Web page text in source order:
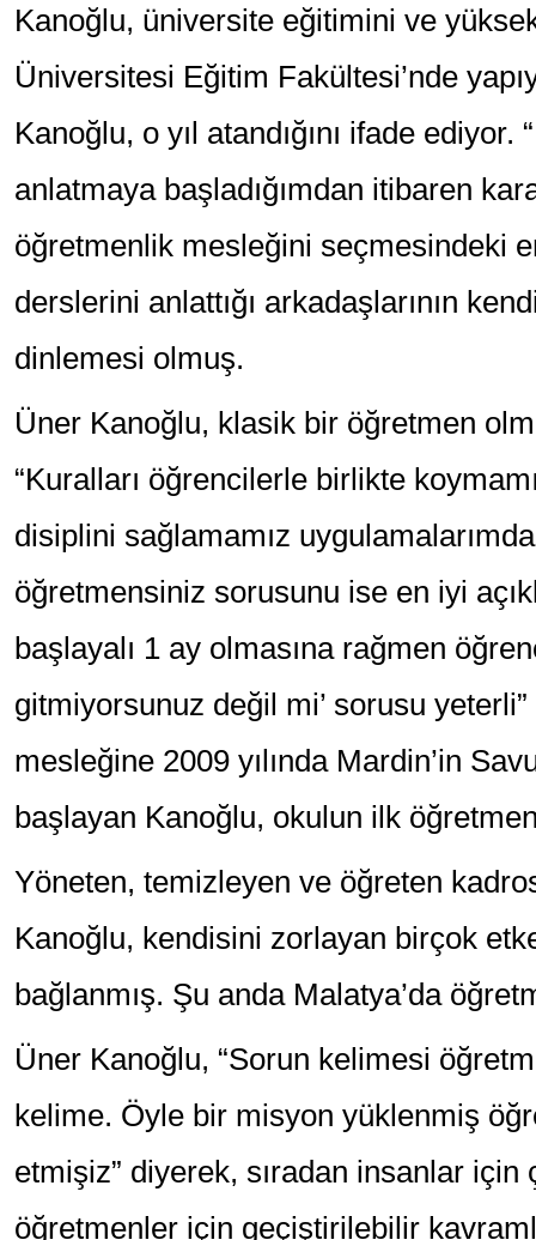
Kanoğlu, üniversite eğitimini ve
Üniversitesi Eğitim Fakültesi’nde
Kanoğlu, o yıl atandığını ifade
anlatmaya başladığımdan itibaren
öğretmenlik mesleğini seçmesindeki
derslerini anlattığı arkadaşlarının
dinlemesi olmuş.
Üner Kanoğlu, klasik bir öğretmen
“Kuralları öğrencilerle birlikte
disiplini sağlamamız
öğretmensiniz sorusunu ise en iyi
başlayalı 1 ay olmasına rağmen
gitmiyorsunuz değil mi’ sorusu
mesleğine 2009 yılında Mardin’in
başlayan Kanoğlu, okulun ilk
Yöneten, temizleyen ve öğreten
Kanoğlu, kendisini zorlayan birçok
bağlanmış. Şu anda Malatya’da
Üner Kanoğlu, “Sorun kelimesi
kelime. Öyle bir misyon yüklenmiş
etmişiz” diyerek, sıradan insanlar için
öğretmenler için geçiştirilebilir